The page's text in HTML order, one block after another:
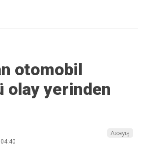
otomobil
olay yerinden
Asayiş